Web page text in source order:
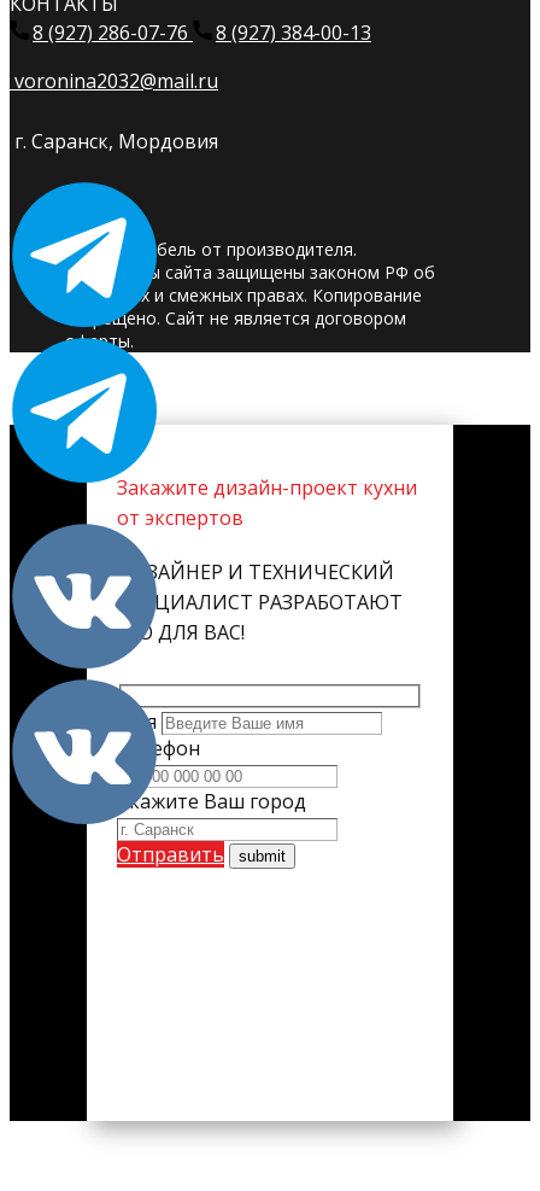
8 (927) 286-07-76
8 (927) 384-00-13
voronina2032@mail.ru
г. Саранск, Мордовия
© 2025. Мебель от производителя.
Материалы сайта защищены законом РФ об
авторских и смежных правах. Копирование
запрещено. Сайт не является договором
оферты.
Закажите дизайн-проект кухни
от экспертов
ДИЗАЙНЕР И ТЕХНИЧЕСКИЙ
СПЕЦИАЛИСТ РАЗРАБОТАЮТ
ЕГО ДЛЯ ВАС!
Имя
Телефон
Укажите Ваш город
Отправить